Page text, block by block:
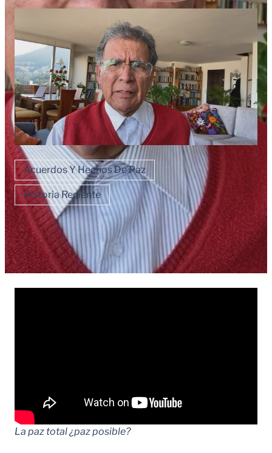
Acuerdos Y Hechos De Paz
Historia Reciente
La paz total ¿paz posible?